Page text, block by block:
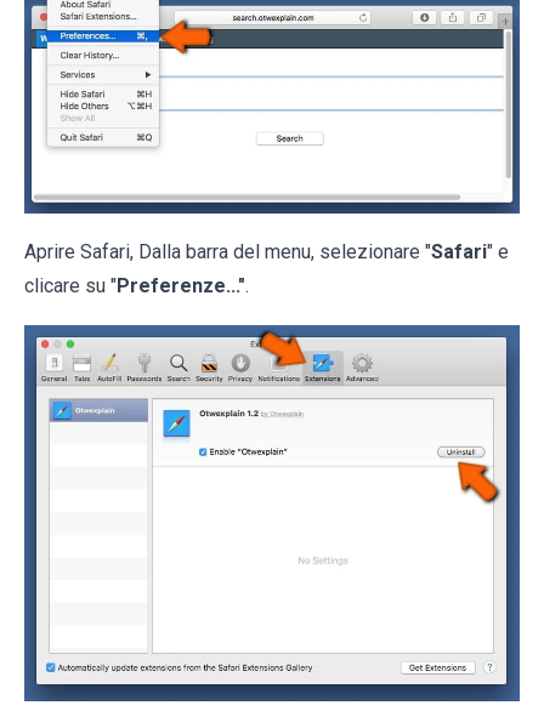
Aprire Safari, Dalla barra del menu, selezionare "Safari" e
clicare su "Preferenze...".